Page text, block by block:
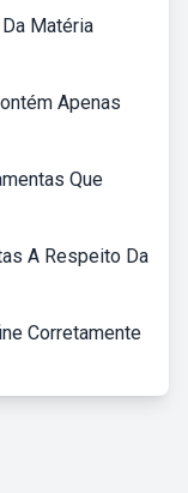
Matéria
Apenas
Que
A Respeito Da
Corretamente